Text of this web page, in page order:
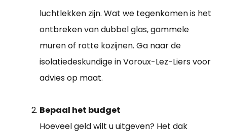
luchtlekken zijn. Wat we tegenkomen is het
ontbreken van dubbel glas, gammele
muren of rotte kozijnen. Ga naar de
isolatiedeskundige in Voroux-Lez-Liers voor
advies op maat.
Bepaal het budget
Hoeveel geld wilt u uitgeven? Het dak